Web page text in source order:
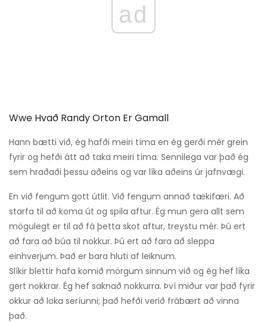
ad
Wwe Hvað Randy Orton Er Gamall
Hann bætti við, ég hafði meiri tíma en ég gerði mér grein
fyrir og hefði átt að taka meiri tíma. Sennilega var það ég
sem hraðaði þessu aðeins og var líka aðeins úr jafnvægi.
En við fengum gott útlit. Við fengum annað tækifæri. Að
starfa til að koma út og spila aftur. Ég mun gera allt sem
mögulegt er til að fá þetta skot aftur, treystu mér. Þú ert
að fara að búa til nokkur. Þú ert að fara að sleppa
einhverjum. Það er bara hluti af leiknum.
Slíkir blettir hafa komið mörgum sinnum við og ég hef líka
gert nokkrar. Ég hef saknað nokkurra. Því miður var það fyrir
okkur að loka seríunni; það hefði verið frábært að vinna
það.